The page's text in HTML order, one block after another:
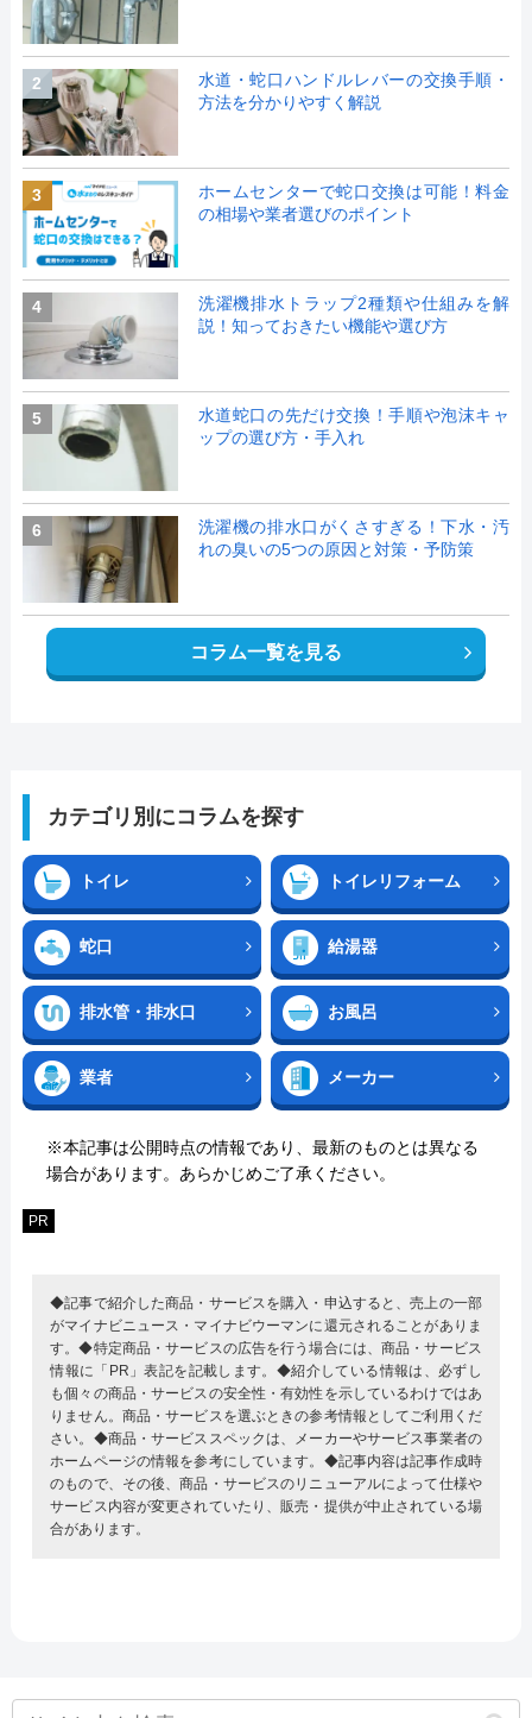
2
水道・蛇口ハンドルレバーの交換手順・
方法を分かりやすく解説
3
ホームセンターで蛇口交換は可能！料金
の相場や業者選びのポイント
4
洗濯機排水トラップ2種類や仕組みを解
説！知っておきたい機能や選び方
5
水道蛇口の先だけ交換！手順や泡沫キャ
ップの選び方・手入れ
6
洗濯機の排水口がくさすぎる！下水・汚
れの臭いの5つの原因と対策・予防策
コラム一覧を見る
カテゴリ別にコラムを探す
トイレ トイレリフォーム
蛇口 給湯器
排水管・排水口 お風呂
業者 メーカー
※本記事は公開時点の情報であり、最新のものとは異なる
場合があります。あらかじめご了承ください。
PR
◆記事で紹介した商品・サービスを購入・申込すると、売上の一部
がマイナビニュース・マイナビウーマンに還元されることがありま
す。◆特定商品・サービスの広告を行う場合には、商品・サービス
情報に「PR」表記を記載します。◆紹介している情報は、必ずし
も個々の商品・サービスの安全性・有効性を示しているわけではあ
りません。商品・サービスを選ぶときの参考情報としてご利用くだ
さい。◆商品・サービススペックは、メーカーやサービス事業者の
ホームページの情報を参考にしています。◆記事内容は記事作成時
のもので、その後、商品・サービスのリニューアルによって仕様や
サービス内容が変更されていたり、販売・提供が中止されている場
合があります。